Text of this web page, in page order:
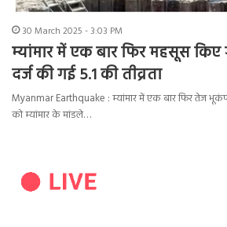
30 March 2025 - 3:03 PM
म्यांमार में एक बार फिर महसूस
दर्ज की गई 5.1 की तीव्रता
Myanmar Earthquake : म्यांमार में एक बार फिर तेज भूकंप
को म्यांमार के मांडले…